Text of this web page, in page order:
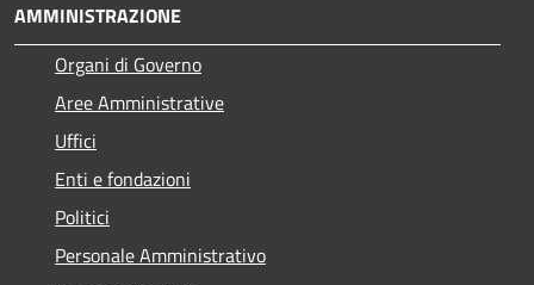
AMMINISTRAZIONE
Organi di Governo
Aree Amministrative
Uffici
Enti e fondazioni
Politici
Personale Amministrativo